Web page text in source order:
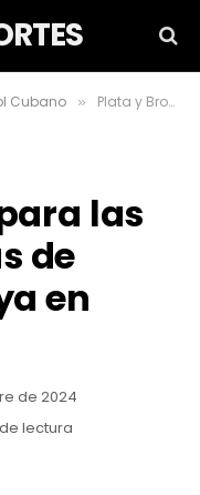
Cubano » Plata y Bronce para las duplas cubanas de Voleibol de Playa en Punta Cana
las
de
en
de 2024
lectura